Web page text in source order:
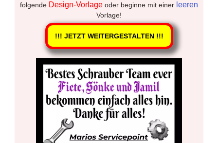
folgende Design-Vorlage oder beginne mit einer leeren
Vorlage!
!!! JETZT WEITERGESTALTEN !!!